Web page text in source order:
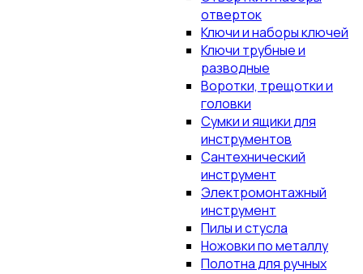
отверток
Ключи и наборы ключей
Ключи трубные и
разводные
Воротки, трещотки и
головки
Сумки и ящики для
инструментов
Сантехнический
инструмент
Электромонтажный
инструмент
Пилы и стусла
Ножовки по металлу
Полотна для ручных